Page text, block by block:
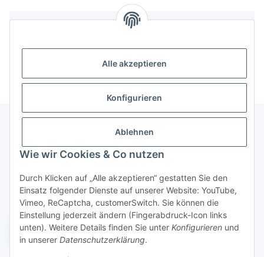
Alle akzeptieren
Konfigurieren
Ablehnen
Wie wir Cookies & Co nutzen
Durch Klicken auf „Alle akzeptieren“ gestatten Sie den
Einsatz folgender Dienste auf unserer Website: YouTube,
Vimeo, ReCaptcha, customerSwitch. Sie können die
Einstellung jederzeit ändern (Fingerabdruck-Icon links
unten). Weitere Details finden Sie unter Konfigurieren und
in unserer Datenschutzerklärung.
Informationen
Gesetzliche Informationen
Widerruf einreichen